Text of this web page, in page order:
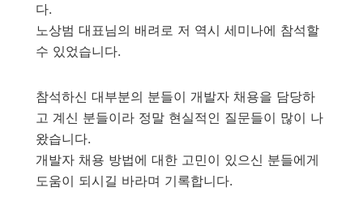
다.
노상범 대표님의 배려로 저 역시 세미나에 참석할
수 있었습니다.
참석하신 대부분의 분들이 개발자 채용을 담당하
고 계신 분들이라 정말 현실적인 질문들이 많이 나
왔습니다.
개발자 채용 방법에 대한 고민이 있으신 분들에게
도움이 되시길 바라며 기록합니다.